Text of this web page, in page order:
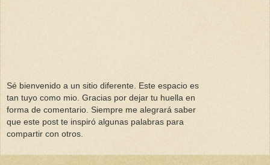
Sé bienvenido a un sitio diferente. Este espacio es
tan tuyo como mio. Gracias por dejar tu huella en
forma de comentario. Siempre me alegrará saber
que este post te inspiró algunas palabras para
compartir con otros.